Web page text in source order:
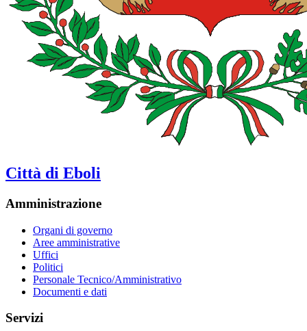
Città di Eboli
Amministrazione
Organi di governo
Aree amministrative
Uffici
Politici
Personale Tecnico/Amministrativo
Documenti e dati
Servizi